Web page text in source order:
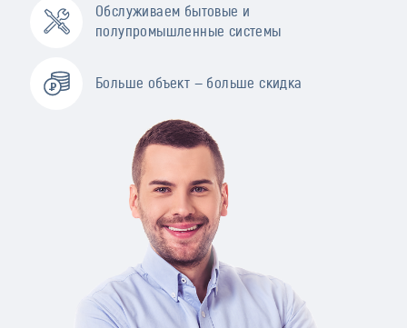
Обслуживаем бытовые и
полупромышленные системы
Больше объект — больше скидка